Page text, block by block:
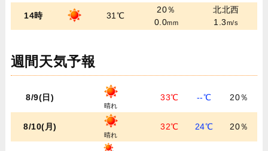
14時 31℃
20％
0.0mm
北北西
1.3m/s
週間天気予報
8/9(日)
晴れ
33℃ --℃ 20％
8/10(月)
晴れ
32℃ 24℃ 20％